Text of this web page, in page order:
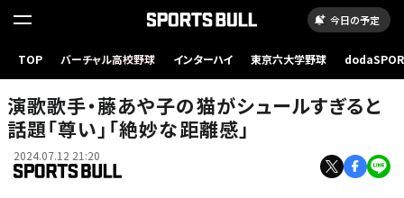
今日の予定
TOP バーチャル高校野球 インターハイ 東京六大学野球
演歌歌手・藤あや子の猫がシュールすぎると
話題「尊い」「絶妙な距離感」
2024.07.12 21:20